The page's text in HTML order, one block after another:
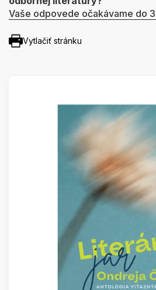
Vaše odpovede očakávame do
Vytlačiť stránku